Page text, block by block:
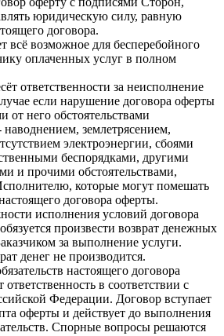
юридическую силу, равную
договора.
всё возможное для бесперебойного
оплаченных услуг в полном
ответственности за неисполнение
если нарушение договора оферты
от него обстоятельствами
землетрясением,
электроэнергии, сбоями
беспорядками, другими
и прочими обстоятельствами,
которые могут помешать
договора оферты.
исполнения условий договора
произвести возврат денежных
за выполнение услуги.
денег не производится.
настоящего договора
в соответствии с
Федерации. Договор вступает
оферты и действует до выполнения
Спорные вопросы решаются